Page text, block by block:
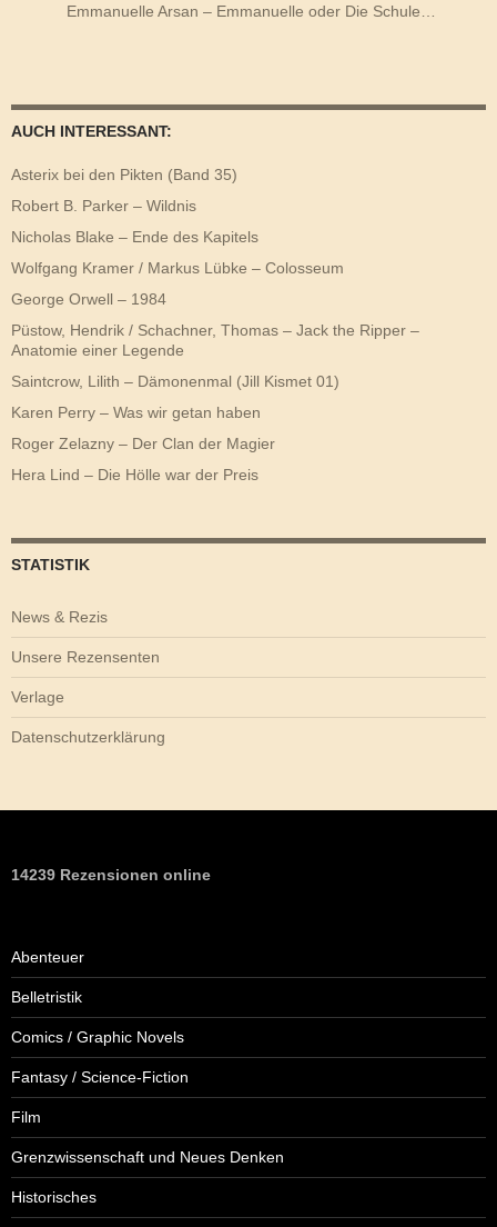
Emmanuelle Arsan – Emmanuelle oder Die Schule…
AUCH INTERESSANT:
Asterix bei den Pikten (Band 35)
Robert B. Parker – Wildnis
Nicholas Blake – Ende des Kapitels
Wolfgang Kramer / Markus Lübke – Colosseum
George Orwell – 1984
Püstow, Hendrik / Schachner, Thomas – Jack the Ripper –
Anatomie einer Legende
Saintcrow, Lilith – Dämonenmal (Jill Kismet 01)
Karen Perry – Was wir getan haben
Roger Zelazny – Der Clan der Magier
Hera Lind – Die Hölle war der Preis
STATISTIK
News & Rezis
Unsere Rezensenten
Verlage
Datenschutzerklärung
14239 Rezensionen online
Abenteuer
Belletristik
Comics / Graphic Novels
Fantasy / Science-Fiction
Film
Grenzwissenschaft und Neues Denken
Historisches